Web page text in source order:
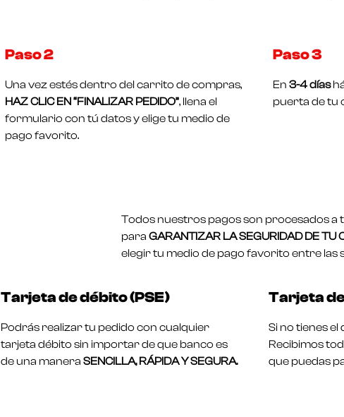
Paso 2
Una vez estés dentro del carrito de compras,
HAZ CLIC EN “FINALIZAR PEDIDO”, llena el
formulario con tú datos y elige tu medio de
pago favorito.
Paso 3
En 3-4 días
puerta de tu
Todos nuestros pagos son procesados a
para GARANTIZAR LA SEGURIDAD DE TU
elegir tu medio de pago favorito entre las
Tarjeta de débito (PSE)
Podrás realizar tu pedido con cualquier
tarjeta débito sin importar de que banco es
de una manera SENCILLA, RÁPIDA Y SEGURA.
Tarjeta
Si no tienes
Recibimos
que puedas